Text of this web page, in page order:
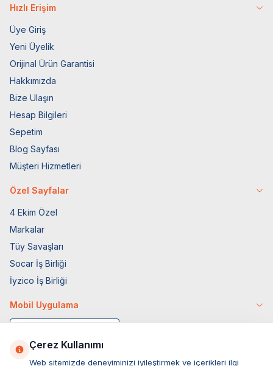
Hızlı Erişim
Üye Giriş
Yeni Üyelik
Orijinal Ürün Garantisi
Hakkımızda
Bize Ulaşın
Hesap Bilgileri
Sepetim
Blog Sayfası
Müşteri Hizmetleri
Özel Sayfalar
4 Ekim Özel
Markalar
Tüy Savaşları
Socar İş Birliği
İyzico İş Birliği
Mobil Uygulama
Çerez Kullanımı
Web sitemizde deneyiminizi iyileştirmek ve içerikleri ilgi